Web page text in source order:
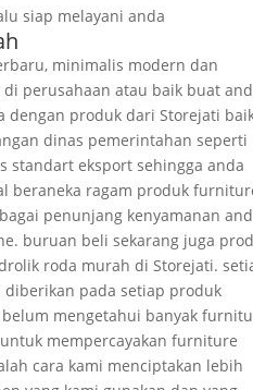
siap melayani anda
minimalis modern dan
perusahaan atau baik buat
produk dari Storejati
dinas pemerintahan seperti
eksport sehingga anda
beraneka ragam produk
penunjang kenyamanan
buruan beli sekarang juga
roda murah di Storejati.
pada setiap produk
mengetahui banyak
mempercayakan furniture
cara kami menciptakan lebih